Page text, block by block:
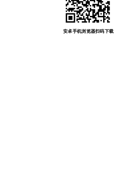
安卓手机浏览器扫码下载